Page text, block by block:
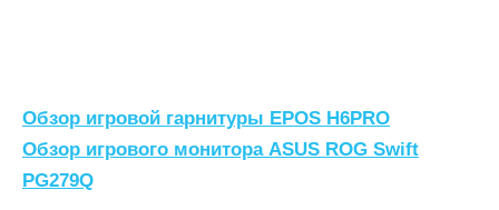
Н
а
в
Обзор игровой гарнитуры EPOS H6PRO
Обзор игрового монитора ASUS ROG Swift
PG279Q